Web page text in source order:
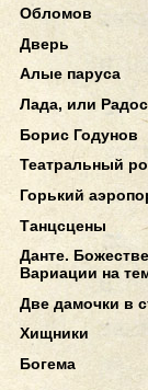
Обломов
Дверь
Алые паруса
Лада, или
Борис Годунов
Театральный
Горький
Танцсцены
Данте.
Вариации на
Две дамочки в
Хищники
Богема